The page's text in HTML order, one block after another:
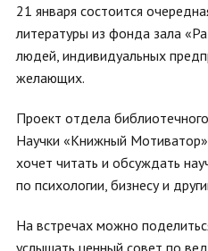
21 января состоится
литературы из фонда зала
людей, индивидуальных
желающих.
Проект отдела
Научки «Книжный
хочет читать и обсуждать
по психологии, бизнесу и
На встречах можно
услышать ценный совет по